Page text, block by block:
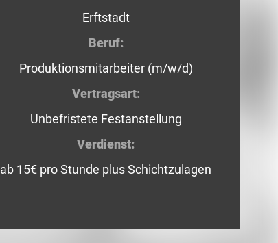
Erftstadt
Beruf:
Produktionsmitarbeiter (m/w/d)
Vertragsart:
Unbefristete Festanstellung
Verdienst:
ab 15€ pro Stunde plus Schichtzulagen